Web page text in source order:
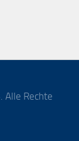
Alle Rechte